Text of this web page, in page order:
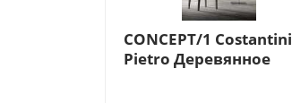
CONCEPT/1 Costantini
Pietro Деревянное